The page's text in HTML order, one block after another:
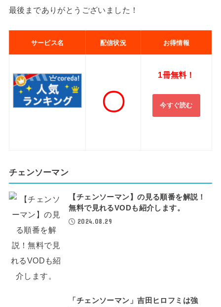
最後までありがとうございました！
サービス名 配信状況 お得情報
〇
1冊無料！
今すぐ読む
チェンソーマン
【チェンソーマン】の見る順番を解説！
無料で見れるVODも紹介します。
2024.08.29
「チェンソーマン」吉田ヒロフミは強